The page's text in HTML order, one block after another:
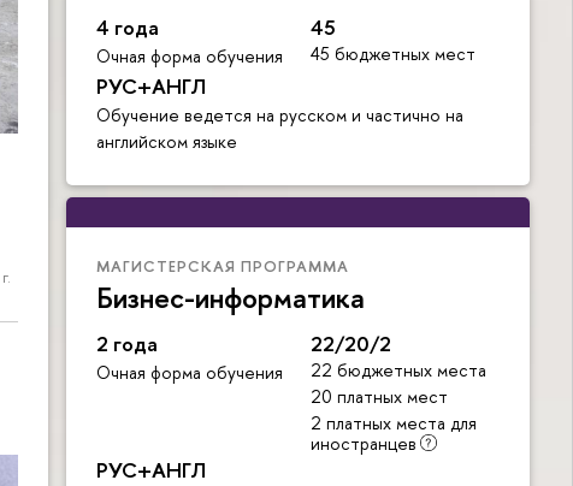
4 года
Очная форма обучения
45
45 бюджетных мест
РУС+АНГЛ
Обучение ведется на русском и частично на
английском языке
МАГИСТЕРСКАЯ ПРОГРАММА
Бизнес-информатика
2 года
Очная форма обучения
22/20/2
22 бюджетных места
20 платных мест
2 платных места для
иностранцев
РУС+АНГЛ